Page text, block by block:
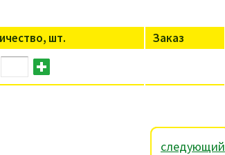
шт. Заказ
следующий